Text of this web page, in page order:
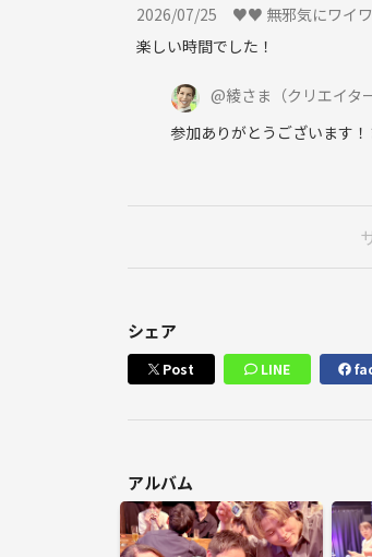
2026/07/25
♥♥ 無邪気にワイワイ
楽しい時間でした！
@綾さま （クリエイタ
参加ありがとうございます
シェア
Post LINE
アルバム